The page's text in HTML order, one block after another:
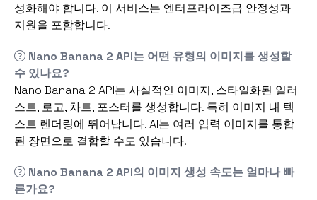
성화해야 합니다. 이 서비스는 엔터프라이즈급 안정성과
지원을 포함합니다.
Nano Banana 2 API는 어떤 유형의 이미지를 생성할
수 있나요?
Nano Banana 2 API는 사실적인 이미지, 스타일화된 일러
스트, 로고, 차트, 포스터를 생성합니다. 특히 이미지 내 텍
스트 렌더링에 뛰어납니다. AI는 여러 입력 이미지를 통합
된 장면으로 결합할 수도 있습니다.
Nano Banana 2 API의 이미지 생성 속도는 얼마나 빠
른가요?